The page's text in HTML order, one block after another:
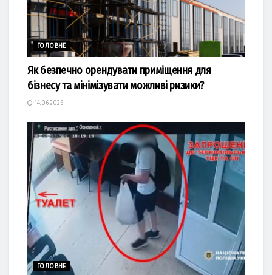
ГОЛОВНЕ
Як безпечно орендувати приміщення для
бізнесу та мінімізувати можливі ризики?
14.06.2026
ГОЛОВНЕ